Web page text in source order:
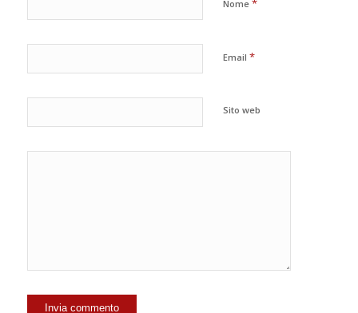
Nome *
Email *
Sito web